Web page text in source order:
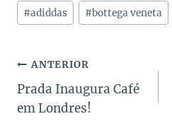
Tags
do
#adiddas #bottega veneta
Navegação
de
ANTERIOR
Prada Inaugura Café
em Londres!